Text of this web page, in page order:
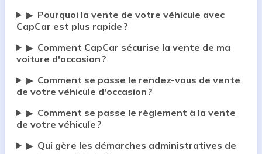
▶ Pourquoi la vente de votre véhicule avec
CapCar est plus rapide ?
▶ Comment CapCar sécurise la vente de ma
voiture d'occasion ?
▶ Comment se passe le rendez-vous de vente
de votre véhicule d'occasion ?
▶ Comment se passe le règlement à la vente
de votre véhicule ?
▶ Qui gère les démarches administratives de